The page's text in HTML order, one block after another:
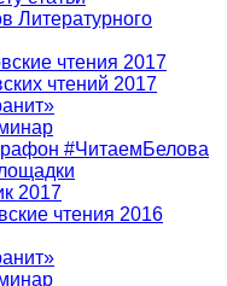
Литературного
чтения 2017
чтений 2017
#ЧитаемБелова
2017
чтения 2016